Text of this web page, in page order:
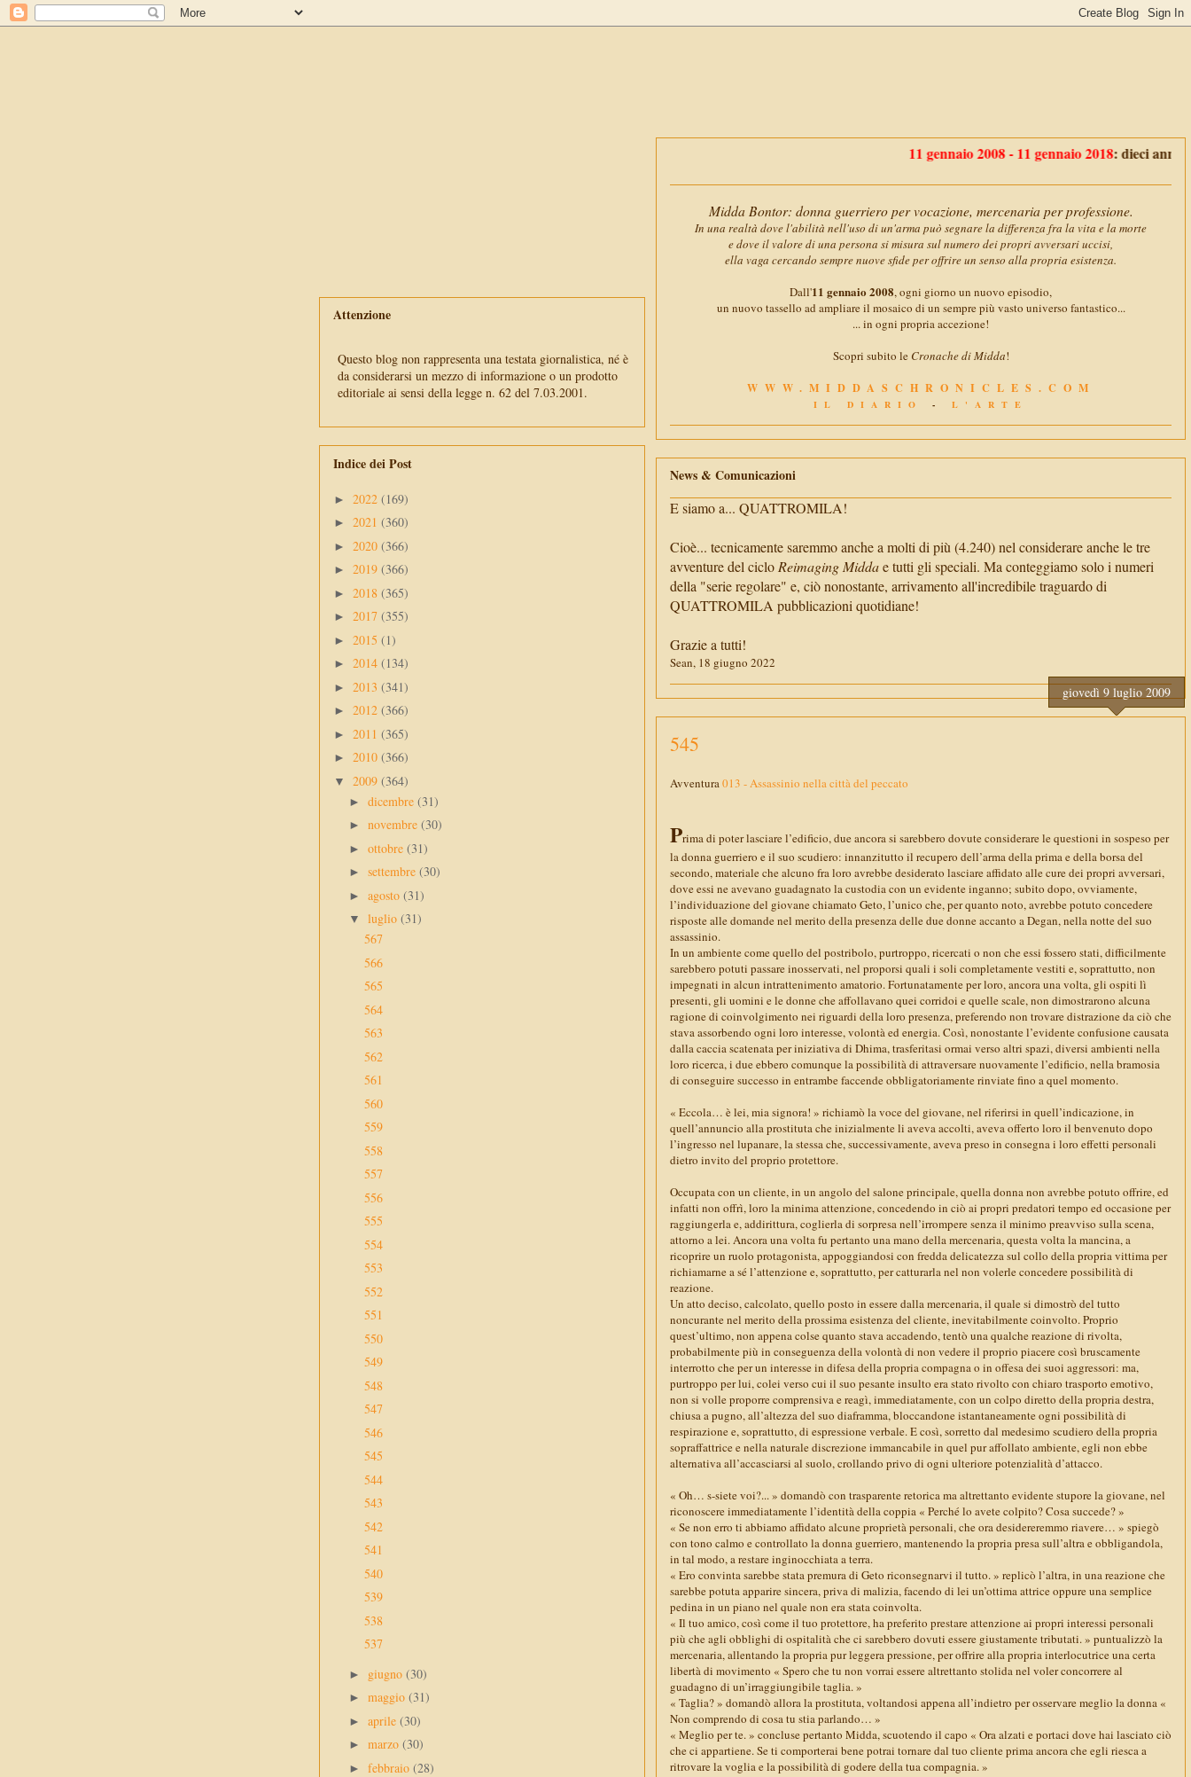
11 gennaio 2008 - 11 gennaio 2018: dieci anni con
Midda Bontor: donna guerriero per vocazione, mercenaria per professione.
In una realtà dove l'abilità nell'uso di un'arma può segnare la differenza fra la vita e la morte
e dove il valore di una persona si misura sul numero dei propri avversari uccisi,
ella vaga cercando sempre nuove sfide per offrire un senso alla propria esistenza.
Dall'11 gennaio 2008, ogni giorno un nuovo episodio,
un nuovo tassello ad ampliare il mosaico di un sempre più vasto universo fantastico...
... in ogni propria accezione!
Scopri subito le Cronache di Midda!
WWW.MIDDASCHRONICLES.COM
IL DIARIO - L'ARTE
News & Comunicazioni
E siamo a... QUATTROMILA!
Cioè... tecnicamente saremmo anche a molti di più (4.240) nel considerare anche le tre
avventure del cicloReimaging Middae tutti gli speciali. Ma conteggiamo solo i numeri
della "serie regolare" e, ciò nonostante, arrivamento all'incredibile traguardo di
QUATTROMILA pubblicazioni quotidiane!
Grazie a tutti!
Sean, 18 giugno 2022
giovedì 9 luglio 2009
545
Avventura013 - Assassinio nella città del peccato
Prima di poter lasciare l’edificio, due ancora si sarebbero dovute considerare le questioni in sospeso per
la donna guerriero e il suo scudiero: innanzitutto il recupero dell’arma della prima e della borsa del
secondo, materiale che alcuno fra loro avrebbe desiderato lasciare affidato alle cure dei propri avversari,
dove essi ne avevano guadagnato la custodia con un evidente inganno; subito dopo, ovviamente,
l’individuazione del giovane chiamato Geto, l’unico che, per quanto noto, avrebbe potuto concedere
risposte alle domande nel merito della presenza delle due donne accanto a Degan, nella notte del suo
assassinio.
In un ambiente come quello del postribolo, purtroppo, ricercati o non che essi fossero stati, difficilmente
sarebbero potuti passare inosservati, nel proporsi quali i soli completamente vestiti e, soprattutto, non
impegnati in alcun intrattenimento amatorio. Fortunatamente per loro, ancora una volta, gli ospiti lì
presenti, gli uomini e le donne che affollavano quei corridoi e quelle scale, non dimostrarono alcuna
ragione di coinvolgimento nei riguardi della loro presenza, preferendo non trovare distrazione da ciò che
stava assorbendo ogni loro interesse, volontà ed energia. Così, nonostante l’evidente confusione causata
dalla caccia scatenata per iniziativa di Dhima, trasferitasi ormai verso altri spazi, diversi ambienti nella
loro ricerca, i due ebbero comunque la possibilità di attraversare nuovamente l’edificio, nella bramosia
di conseguire successo in entrambe faccende obbligatoriamente rinviate fino a quel momento.
« Eccola… è lei, mia signora! » richiamò la voce del giovane, nel riferirsi in quell’indicazione, in
quell’annuncio alla prostituta che inizialmente li aveva accolti, aveva offerto loro il benvenuto dopo
l’ingresso nel lupanare, la stessa che, successivamente, aveva preso in consegna i loro effetti personali
dietro invito del proprio protettore.
Occupata con un cliente, in un angolo del salone principale, quella donna non avrebbe potuto offrire, ed
infatti non offrì, loro la minima attenzione, concedendo in ciò ai propri predatori tempo ed occasione per
raggiungerla e, addirittura, coglierla di sorpresa nell’irrompere senza il minimo preavviso sulla scena,
attorno a lei. Ancora una volta fu pertanto una mano della mercenaria, questa volta la mancina, a
ricoprire un ruolo protagonista, appoggiandosi con fredda delicatezza sul collo della propria vittima per
richiamarne a sé l’attenzione e, soprattutto, per catturarla nel non volerle concedere possibilità di
reazione.
Un atto deciso, calcolato, quello posto in essere dalla mercenaria, il quale si dimostrò del tutto
noncurante nel merito della prossima esistenza del cliente, inevitabilmente coinvolto. Proprio
quest’ultimo, non appena colse quanto stava accadendo, tentò una qualche reazione di rivolta,
probabilmente più in conseguenza della volontà di non vedere il proprio piacere così bruscamente
interrotto che per un interesse in difesa della propria compagna o in offesa dei suoi aggressori: ma,
purtroppo per lui, colei verso cui il suo pesante insulto era stato rivolto con chiaro trasporto emotivo,
non si volle proporre comprensiva e reagì, immediatamente, con un colpo diretto della propria destra,
chiusa a pugno, all’altezza del suo diaframma, bloccandone istantaneamente ogni possibilità di
respirazione e, soprattutto, di espressione verbale. E così, sorretto dal medesimo scudiero della propria
sopraffattrice e nella naturale discrezione immancabile in quel pur affollato ambiente, egli non ebbe
alternativa all’accasciarsi al suolo, crollando privo di ogni ulteriore potenzialità d’attacco.
« Oh… s-siete voi?... » domandò con trasparente retorica ma altrettanto evidente stupore la giovane, nel
riconoscere immediatamente l’identità della coppia « Perché lo avete colpito? Cosa succede? »
« Se non erro ti abbiamo affidato alcune proprietà personali, che ora desidereremmo riavere… » spiegò
con tono calmo e controllato la donna guerriero, mantenendo la propria presa sull’altra e obbligandola,
in tal modo, a restare inginocchiata a terra.
« Ero convinta sarebbe stata premura di Geto riconsegnarvi il tutto. » replicò l’altra, in una reazione che
sarebbe potuta apparire sincera, priva di malizia, facendo di lei un’ottima attrice oppure una semplice
pedina in un piano nel quale non era stata coinvolta.
« Il tuo amico, così come il tuo protettore, ha preferito prestare attenzione ai propri interessi personali
più che agli obblighi di ospitalità che ci sarebbero dovuti essere giustamente tributati. » puntualizzò la
mercenaria, allentando la propria pur leggera pressione, per offrire alla propria interlocutrice una certa
libertà di movimento « Spero che tu non vorrai essere altrettanto stolida nel voler concorrere al
guadagno di un’irraggiungibile taglia. »
« Taglia? » domandò allora la prostituta, voltandosi appena all’indietro per osservare meglio la donna «
Non comprendo di cosa tu stia parlando… »
« Meglio per te. » concluse pertanto Midda, scuotendo il capo « Ora alzati e portaci dove hai lasciato ciò
che ci appartiene. Se ti comporterai bene potrai tornare dal tuo cliente prima ancora che egli riesca a
ritrovare la voglia e la possibilità di godere della tua compagnia. »
Attenzione
Questo blog non rappresenta una testata giornalistica, né è
da considerarsi un mezzo di informazione o un prodotto
editoriale ai sensi della legge n. 62 del 7.03.2001.
Indice dei Post
► 2022 (169)
► 2021 (360)
► 2020 (366)
► 2019 (366)
► 2018 (365)
► 2017 (355)
► 2015 (1)
► 2014 (134)
► 2013 (341)
► 2012 (366)
► 2011 (365)
► 2010 (366)
▼ 2009 (364)
► dicembre (31)
► novembre (30)
► ottobre (31)
► settembre (30)
► agosto (31)
▼ luglio (31)
567
566
565
564
563
562
561
560
559
558
557
556
555
554
553
552
551
550
549
548
547
546
545
544
543
542
541
540
539
538
537
► giugno (30)
► maggio (31)
► aprile (30)
► marzo (30)
► febbraio (28)